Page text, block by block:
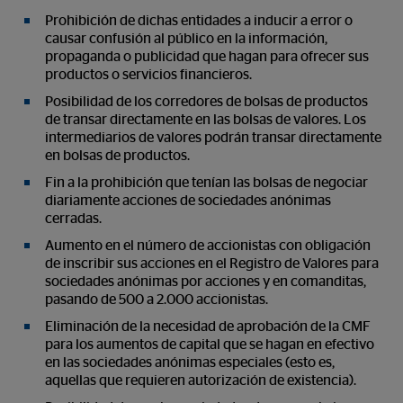
Prohibición de dichas entidades a inducir a error o
causar confusión al público en la información,
propaganda o publicidad que hagan para ofrecer sus
productos o servicios financieros.
Posibilidad de los corredores de bolsas de productos
de transar directamente en las bolsas de valores. Los
intermediarios de valores podrán transar directamente
en bolsas de productos.
Fin a la prohibición que tenían las bolsas de negociar
diariamente acciones de sociedades anónimas
cerradas.
Aumento en el número de accionistas con obligación
de inscribir sus acciones en el Registro de Valores para
sociedades anónimas por acciones y en comanditas,
pasando de 500 a 2.000 accionistas.
Eliminación de la necesidad de aprobación de la CMF
para los aumentos de capital que se hagan en efectivo
en las sociedades anónimas especiales (esto es,
aquellas que requieren autorización de existencia).